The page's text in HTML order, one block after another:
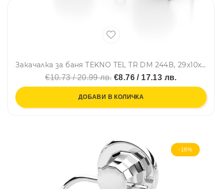
Закачалка за баня TEKNO TEL TR DM 244B, 29х10х5 см, 4 куки, Вакуум, Черен
€10.73 / 20.99 лв.€8.76 / 17.13 лв.
ДОБАВИ В КОЛИЧКА
-18%